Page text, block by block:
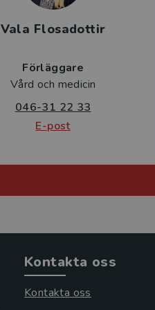
Vala Flosadottir
Förläggare
Vård och medicin
046-31 22 33
E-post
Kontakta oss
Kontakta oss